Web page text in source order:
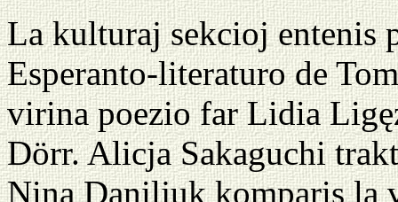
La kulturaj sekcioj entenis
Esperanto-literaturo de
virina poezio far Lidia
Dörr. Alicja Sakaguchi
Nina Daniljuk komparis la